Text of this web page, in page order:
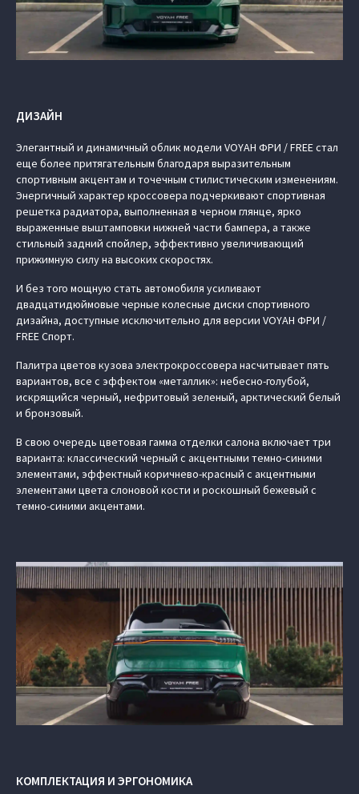
ДИЗАЙН
Элегантный и динамичный облик модели VOYAH ФРИ / FREE стал
еще более притягательным благодаря выразительным
спортивным акцентам и точечным стилистическим изменениям.
Энергичный характер кроссовера подчеркивают спортивная
решетка радиатора, выполненная в черном глянце, ярко
выраженные выштамповки нижней части бампера, а также
стильный задний спойлер, эффективно увеличивающий
прижимную силу на высоких скоростях.
И без того мощную стать автомобиля усиливают
двадцатидюймовые черные колесные диски спортивного
дизайна, доступные исключительно для версии VOYAH ФРИ /
FREE Спорт.
Палитра цветов кузова электрокроссовера насчитывает пять
вариантов, все с эффектом «металлик»: небесно-голубой,
искрящийся черный, нефритовый зеленый, арктический белый
и бронзовый.
В свою очередь цветовая гамма отделки салона включает три
варианта: классический черный с акцентными темно-синими
элементами, эффектный коричнево-красный с акцентными
элементами цвета слоновой кости и роскошный бежевый с
темно-синими акцентами.
КОМПЛЕКТАЦИЯ И ЭРГОНОМИКА